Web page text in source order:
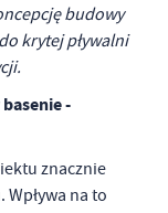
budowy
krytej pływalni
-
znacznie
na to